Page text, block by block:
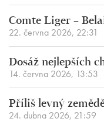
Comte Liger –
22. června 2026, 22:31
Dosáž nejlepších
14. června 2026, 13:53
Příliš levný
24. dubna 2026, 21:59